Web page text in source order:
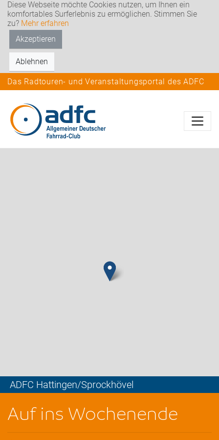
Diese Webseite möchte Cookies nutzen, um Ihnen ein
komfortables Surferlebnis zu ermöglichen. Stimmen Sie
zu? Mehr erfahren
Akzeptieren
Ablehnen
Das Radtouren- und Veranstaltungsportal des ADFC
ADFC Hattingen/Sprockhövel
Auf ins Wochenende